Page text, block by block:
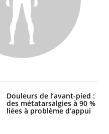
les écrans en
Douleurs de l’avant-pied :
des métatarsalgies à 90 %
liées à problème d’appui